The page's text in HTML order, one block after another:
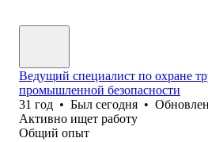
Ведущий специалист по охране
промышленной безопасности
31 год • Был сегодня •
Активно ищет работу
Общий опыт